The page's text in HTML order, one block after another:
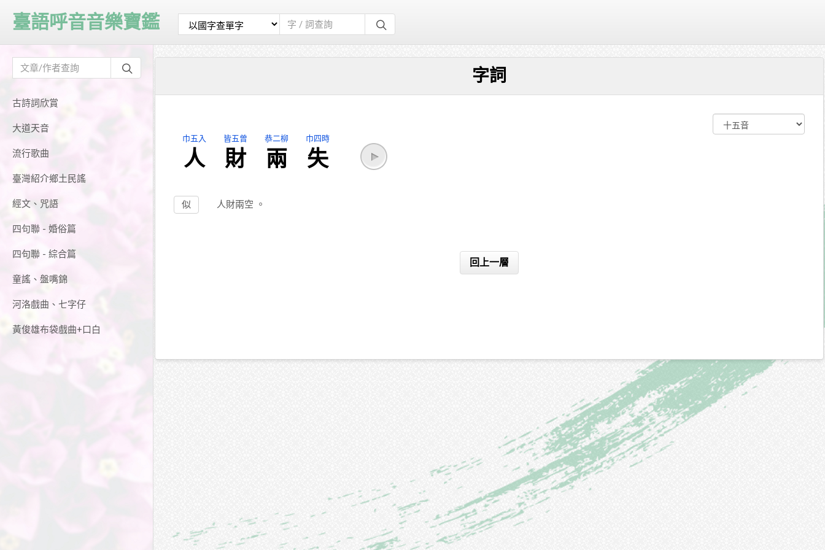
古詩詞欣賞
大道天音
流行歌曲
臺灣紹介鄉土民謠
經文、咒語
四句聯 - 婚俗篇
四句聯 - 綜合篇
童謠、盤嘴錦
河洛戲曲、七字仔
黃俊雄布袋戲曲+口白
臺語呼音音樂寶鑑
字詞
巾五入
人
皆五曾
財
恭二柳
兩
巾四時
失
人財兩空 。
似
回上一層